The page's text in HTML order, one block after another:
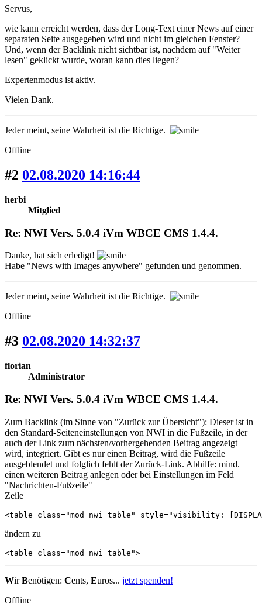
Servus,
wie kann erreicht werden, dass der Long-Text einer News auf einer
separaten Seite ausgegeben wird und nicht im gleichen Fenster?
Und, wenn der Backlink nicht sichtbar ist, nachdem auf "Weiter
lesen" geklickt wurde, woran kann dies liegen?
Expertenmodus ist aktiv.
Vielen Dank.
Jeder meint, seine Wahrheit ist die Richtige.
Offline
#2 02.08.2020 14:16:44
herbi
Mitglied
Re: NWI Vers. 5.0.4 iVm WBCE CMS 1.4.4.
Danke, hat sich erledigt!
Habe "News with Images anywhere" gefunden und genommen.
Jeder meint, seine Wahrheit ist die Richtige.
Offline
#3 02.08.2020 14:32:37
florian
Administrator
Re: NWI Vers. 5.0.4 iVm WBCE CMS 1.4.4.
Zum Backlink (im Sinne von "Zurück zur Übersicht"): Dieser ist in
den Standard-Seiteneinstellungen von NWI in die Fußzeile, in der
auch der Link zum nächsten/vorhergehenden Beitrag angezeigt
wird, integriert. Gibt es nur einen Beitrag, wird die Fußzeile
ausgeblendet und folglich fehlt der Zurück-Link. Abhilfe: mind.
einen weiteren Beitrag anlegen oder bei Einstellungen im Feld
"Nachrichten-Fußzeile"
Zeile
<table class="mod_nwi_table" style="visibility:
ändern zu
<table class="mod_nwi_table">
WirBenötigen: Cents, Euros... jetzt spenden!
Offline